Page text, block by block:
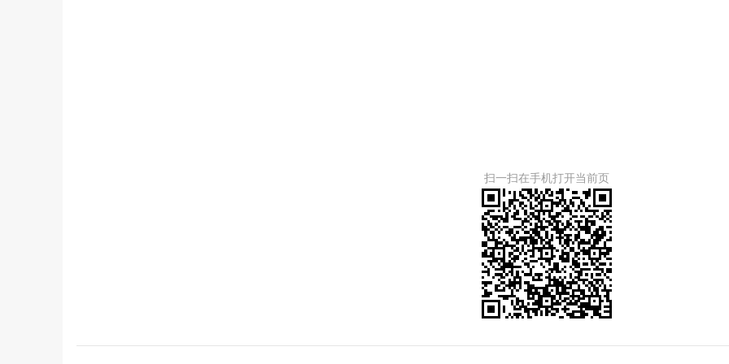
扫一扫在手机打开当前页